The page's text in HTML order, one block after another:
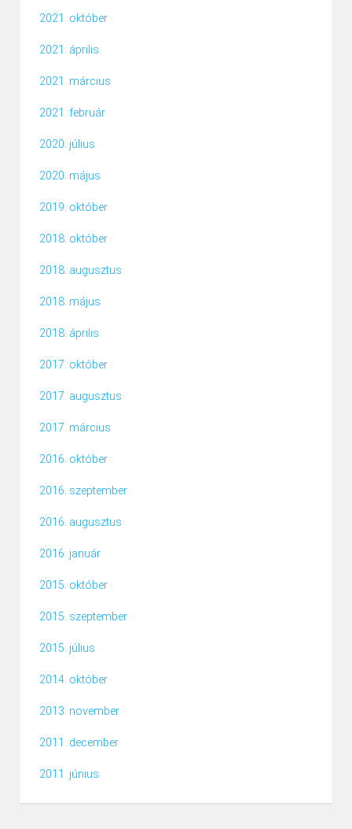
2021. október
2021. április
2021. március
2021. február
2020. július
2020. május
2019. október
2018. október
2018. augusztus
2018. május
2018. április
2017. október
2017. augusztus
2017. március
2016. október
2016. szeptember
2016. augusztus
2016. január
2015. október
2015. szeptember
2015. július
2014. október
2013. november
2011. december
2011. június